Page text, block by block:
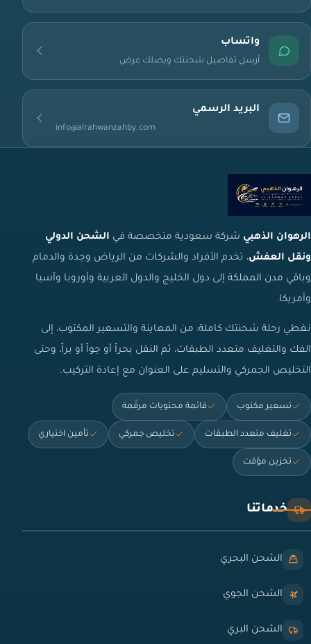
واتساب
أرسل تفاصيل شحنتك ويصلك عرض
البريد الرسمي
info@alrahwanzahby.com
الرهوان الذهبي شركة سعودية متخصصة في الشحن الدولي
ونقل العفش، تخدم الأفراد والشركات من الرياض وجدة والدمام
وباقي مدن المملكة إلى دول الخليج والدول العربية وأوروبا وآسيا
وأمريكا.
نغطي رحلة شحنتك كاملة: من المعاينة والتسعير المكتوب، إلى
الفك والتغليف متعدد الطبقات، ثم النقل بحراً أو جواً أو براً، وحتى
التخليص الجمركي والتسليم على العنوان مع إعادة التركيب.
تسعير مكتوب قائمة محتويات مرقّمة
تغليف متعدد الطبقات تخليص جمركي تأمين اختياري
تخزين مؤقت
خدماتنا
الشحن البحري
الشحن الجوي
الشحن البري